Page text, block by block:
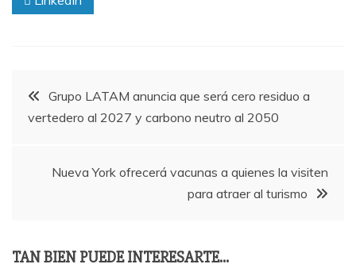
Navegación
de
entradas
Grupo LATAM anuncia que será cero residuo a
vertedero al 2027 y carbono neutro al 2050
Nueva York ofrecerá vacunas a quienes la visiten
para atraer al turismo
TAN BIEN PUEDE INTERESARTE...